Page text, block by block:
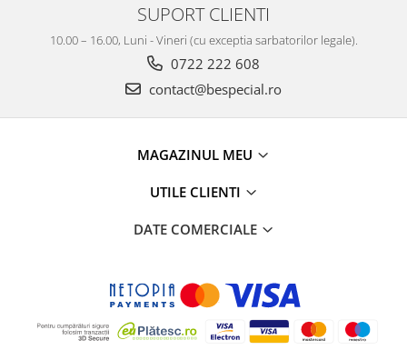
SUPORT CLIENTI
10.00 – 16.00, Luni - Vineri (cu exceptia sarbatorilor legale).
0722 222 608
contact@bespecial.ro
MAGAZINUL MEU
UTILE CLIENTI
DATE COMERCIALE